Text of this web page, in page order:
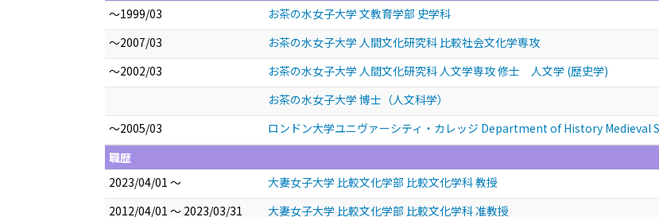
～1999/03
お茶の水女子大学 文教育学部 史学科
～2007/03
お茶の水女子大学 人間文化研究科 比較社会文化学専攻
～2002/03
お茶の水女子大学 人間文化研究科 人文学専攻 修士 人文学 (歴史学)
お茶の水女子大学 博士（人文科学）
～2005/03
ロンドン大学ユニヴァーシティ・カレッジ Department of History
職歴
2023/04/01 ～
大妻女子大学 比較文化学部 比較文化学科 教授
2012/04/01 ～ 2023/03/31
大妻女子大学 比較文化学部 比較文化学科 准教授